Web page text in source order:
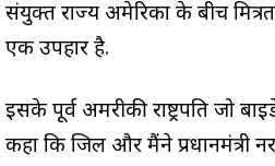
संयुक्त राज्य अमेरिका के बीच
एक उपहार है.
इसके पूर्व अमरीकी राष्ट्रपति जो
कहा कि जिल और मैंने प्रधानमंत्री